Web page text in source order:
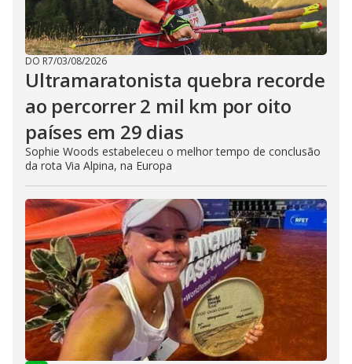
DO R7/03/08/2026
Ultramaratonista quebra recorde
ao percorrer 2 mil km por oito
países em 29 dias
Sophie Woods estabeleceu o melhor tempo de conclusão
da rota Via Alpina, na Europa